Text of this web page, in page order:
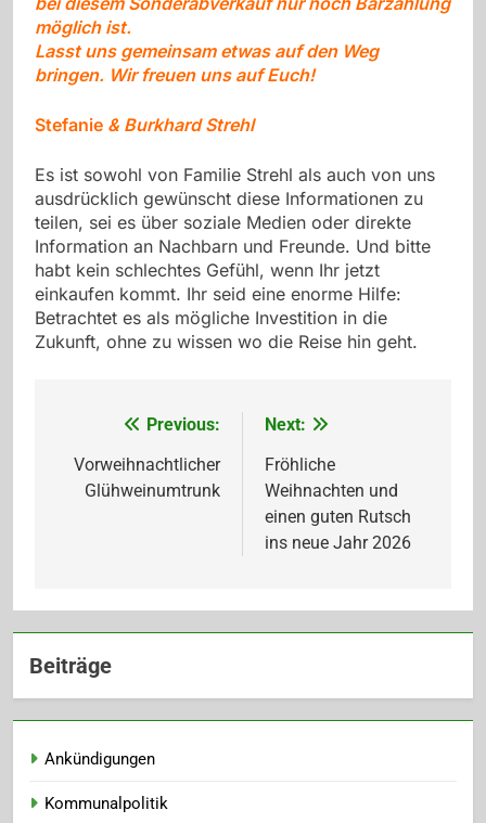
möglich ist.
Lasst uns gemeinsam etwas auf den Weg
bringen. Wir freuen uns auf Euch!
Stefanie & Burkhard Strehl
Es ist sowohl von Familie Strehl als auch von uns
ausdrücklich gewünscht diese Informationen zu
teilen, sei es über soziale Medien oder direkte
Information an Nachbarn und Freunde. Und bitte
habt kein schlechtes Gefühl, wenn Ihr jetzt
einkaufen kommt. Ihr seid eine enorme Hilfe:
Betrachtet es als mögliche Investition in die
Zukunft, ohne zu wissen wo die Reise hin geht.
Beitragsnavigation
Previous:
Vorweihnachtlicher
Glühweinumtrunk
Next:
Fröhliche
Weihnachten und
einen guten Rutsch
ins neue Jahr 2026
Beiträge
Ankündigungen
Kommunalpolitik